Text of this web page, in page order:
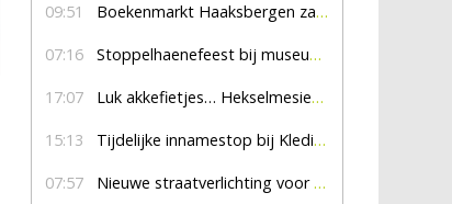
09:51 Boekenmarkt Haaksbergen zaterdag 8 augustus, marktplein Haaksbergen
07:16 Stoppelhaenefeest bij museum De Lebbenbrugge
17:07 Luk akkefietjes… HekselmesienHarry
15:13 Tijdelijke innamestop bij Kledingbank Stefania
07:57 Nieuwe straatverlichting voor De Veldmaat en De Pas